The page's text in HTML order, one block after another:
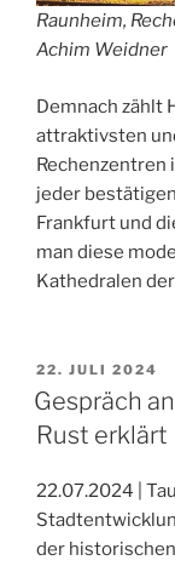
Raunheim,
Achim Weidner
Demnach zählt
attraktivsten
Rechenzentren
jeder
Frankfurt und
man diese
Kathedralen
AM
22. JULI 2024
Gespräch
Rust erklärt
22.07.2024 |
der